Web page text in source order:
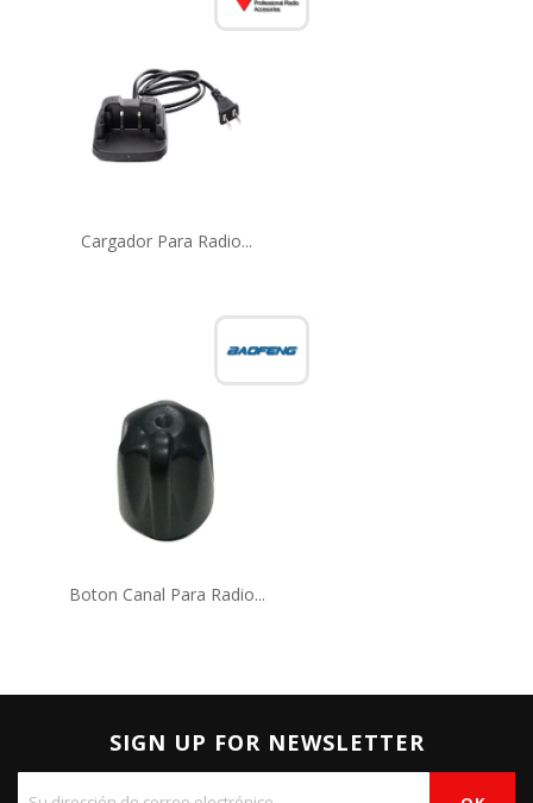
Cargador Para Radio...
Boton Canal Para Radio...
SIGN UP FOR NEWSLETTER